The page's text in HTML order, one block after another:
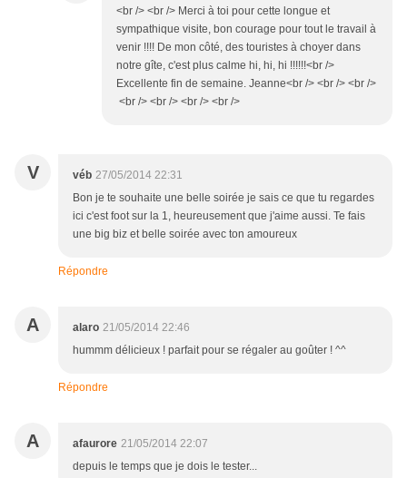
<br /> <br /> Merci à toi pour cette longue et
sympathique visite, bon courage pour tout le travail à
venir !!!! De mon côté, des touristes à choyer dans
notre gîte, c'est plus calme hi, hi, hi !!!!!!<br />
Excellente fin de semaine. Jeanne<br /> <br /> <br />
<br /> <br /> <br /> <br />
V véb 27/05/2014 22:31
Bon je te souhaite une belle soirée je sais ce que tu regardes
ici c'est foot sur la 1, heureusement que j'aime aussi. Te fais
une big biz et belle soirée avec ton amoureux
Répondre
A alaro 21/05/2014 22:46
hummm délicieux ! parfait pour se régaler au goûter ! ^^
Répondre
A afaurore 21/05/2014 22:07
depuis le temps que je dois le tester...